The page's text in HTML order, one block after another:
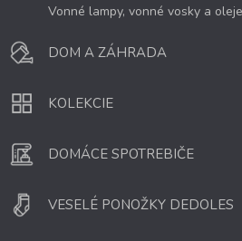
Vonné lampy, vonné vosky a oleje
DOM A ZÁHRADA
KOLEKCIE
DOMÁCE SPOTREBIČE
VESELÉ PONOŽKY DEDOLES